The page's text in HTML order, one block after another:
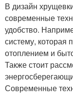
В дизайн
современные
удобство.
систему, которая
отоплением и
Также стоит
Современные